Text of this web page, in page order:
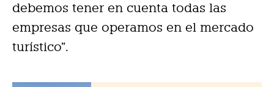
debemos tener en cuenta todas las
empresas que operamos en el mercado
turístico”.